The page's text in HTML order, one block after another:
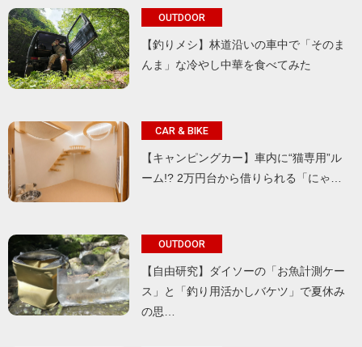
OUTDOOR
【釣りメシ】林道沿いの車中で「そのま
んま」な冷やし中華を食べてみた
CAR & BIKE
【キャンピングカー】車内に“猫専用”ル
ーム!? 2万円台から借りられる「にゃ…
OUTDOOR
【自由研究】ダイソーの「お魚計測ケー
ス」と「釣り用活かしバケツ」で夏休み
の思…